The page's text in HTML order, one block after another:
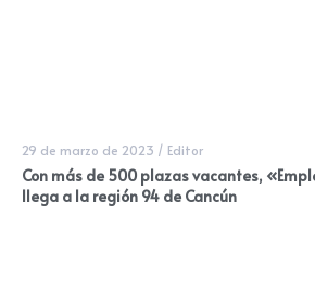
29 de marzo de 2023 / Editor
Con más de 500 plazas vacantes,
llega a la región 94 de Cancún